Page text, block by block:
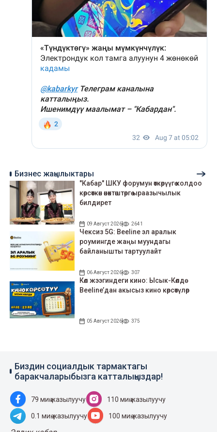
Бизнес жаңылыктары
"Кабар" ШКУ форумун өткөрүүгө колдоо
көрсөткөн өнөктөштөргө ыраазычылык
билдирет
09 Август 2026 2641
Чексиз 5G: Beeline эл аралык
роумингде жаңы муундагы
байланышты тартуулайт
06 Август 2026 307
Көл жээгиндеги кино: Ысык-Көлдө
Beeline’дан акысыз кино көрсөтүлөр
05 Август 2026 375
Биздин социалдык тармактагы
баракчаларыбызга катталыңыздар!
79 миң жазылуучу 110 миң жазылуучу
0.1 миң жазылуучу 100 миң жазылуучу